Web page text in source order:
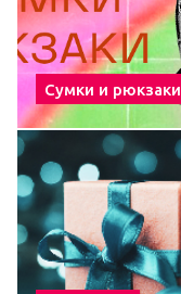
Сумки и рюкзаки